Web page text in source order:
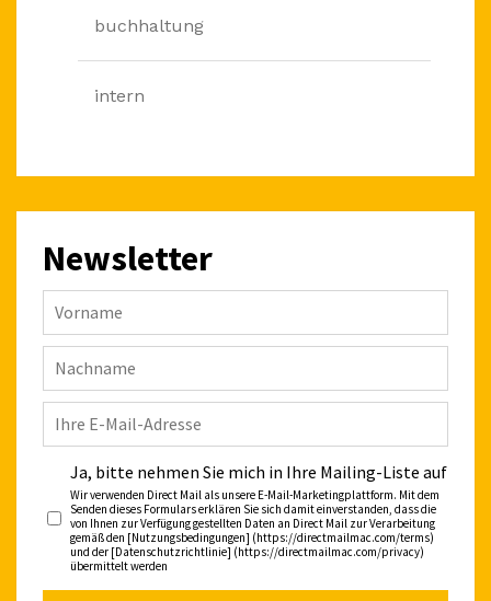
buchhaltung
intern